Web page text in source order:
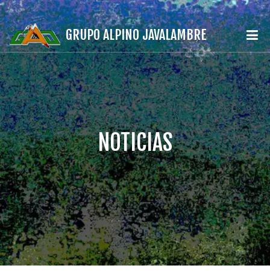
GRUPO ALPINO JAVALAMBRE
NOTICIAS